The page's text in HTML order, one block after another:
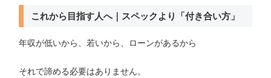
これから目指す人へ｜スペックより「付き合い方」
年収が低いから、若いから、ローンがあるから
それで諦める必要はありません。